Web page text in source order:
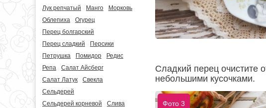
Лук репчатый
Манго
Морковь
Облепиха
Огурец
Перец болгарский
Перец сладкий
Персики
Петрушка
Помидор
Редис
Репа
Салат Айсберг
Салат Латук
Свекла
Сельдерей
Сельдерей корневой
Слива
Сладкий перец очистите
небольшими кусочками.
Фото 3